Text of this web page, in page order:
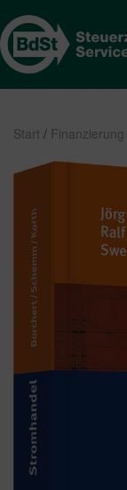
Start / Finanzierung